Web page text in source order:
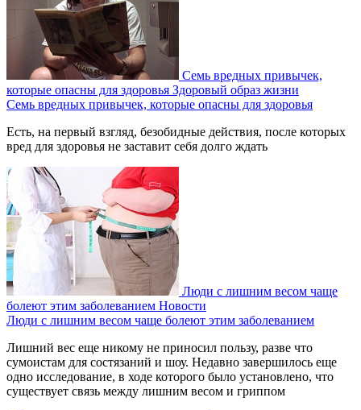
Семь вредных привычек,
которые опасны для здоровья Здоровый образ жизни
Семь вредных привычек, которые опасны для здоровья
Есть, на первый взгляд, безобидные действия, после которых
вред для здоровья не заставит себя долго ждать
Люди с лишним весом чаще
болеют этим заболеванием Новости
Люди с лишним весом чаще болеют этим заболеванием
Лишний вес еще никому не приносил пользу, разве что
сумоистам для состязаний и шоу. Недавно завершилось еще
одно исследование, в ходе которого было установлено, что
существует связь между лишним весом и гриппом